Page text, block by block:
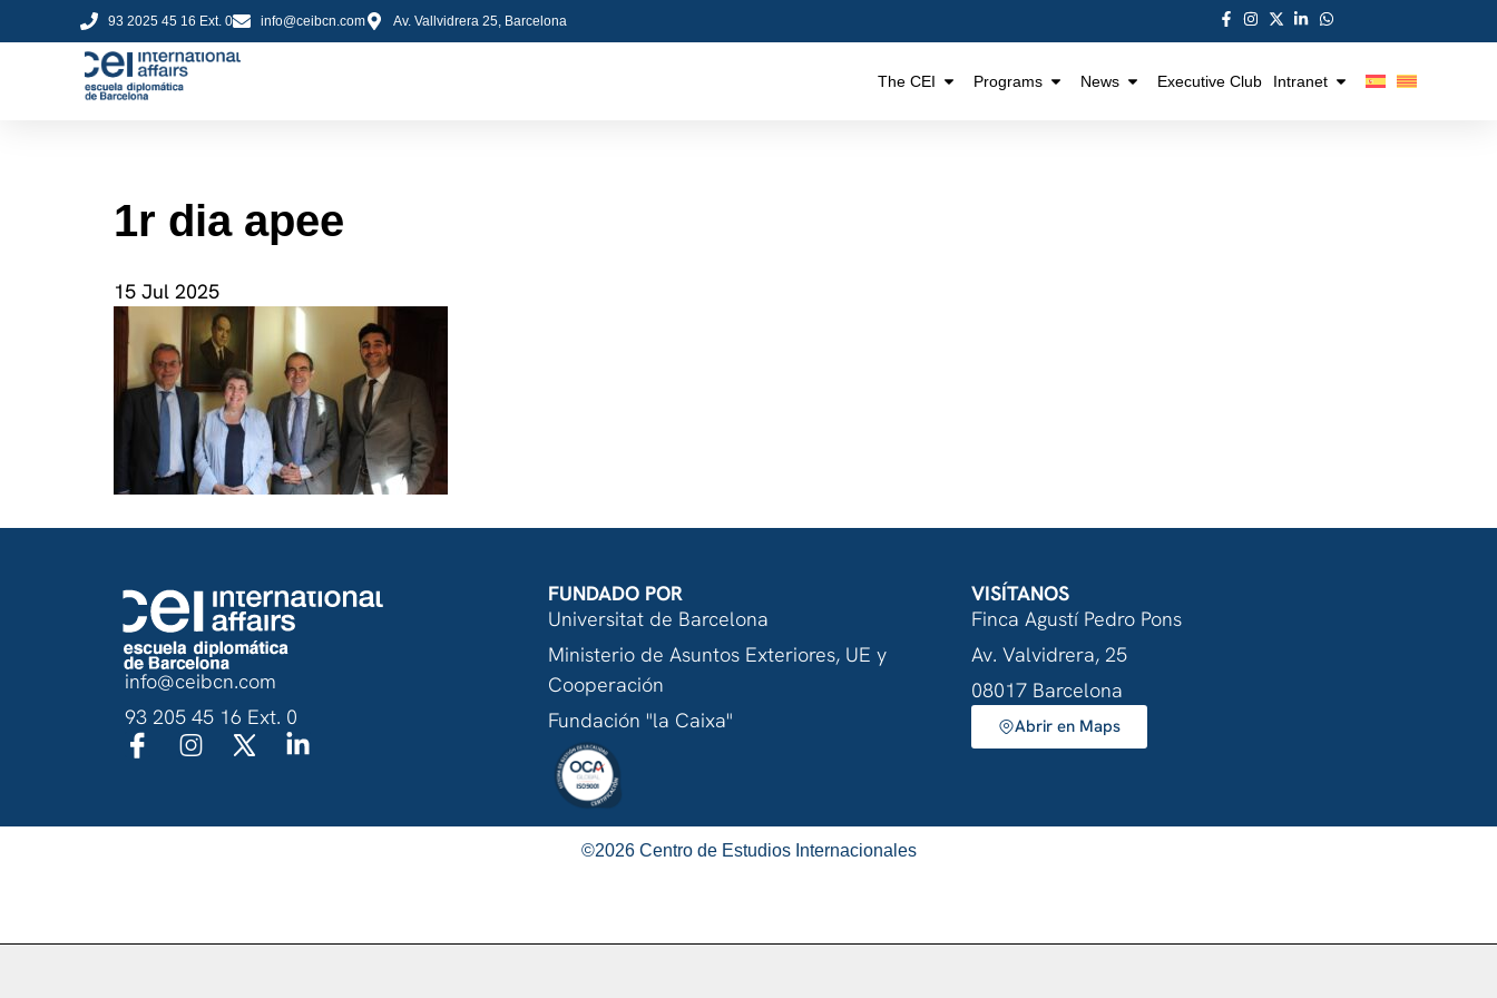
93 2025 45 16 Ext. 0 info@ceibcn.com Av. Vallvidrera 25, Barcelona
The CEI Programs News Executive Club Intranet
1r dia apee
15 Jul 2025
info@ceibcn.com
93 205 45 16 Ext. 0
FUNDADO POR
Universitat de Barcelona
Ministerio de Asuntos Exteriores, UE y
Cooperación
Fundación "la Caixa"
VISÍTANOS
Finca Agustí Pedro Pons
Av. Valvidrera, 25
08017 Barcelona
Abrir en Maps
©2026 Centro de Estudios Internacionales